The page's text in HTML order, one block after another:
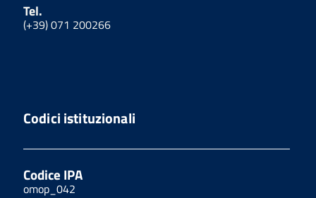
Tel.
(+39) 071 200266
Codici istituzionali
Codice IPA
omop_042